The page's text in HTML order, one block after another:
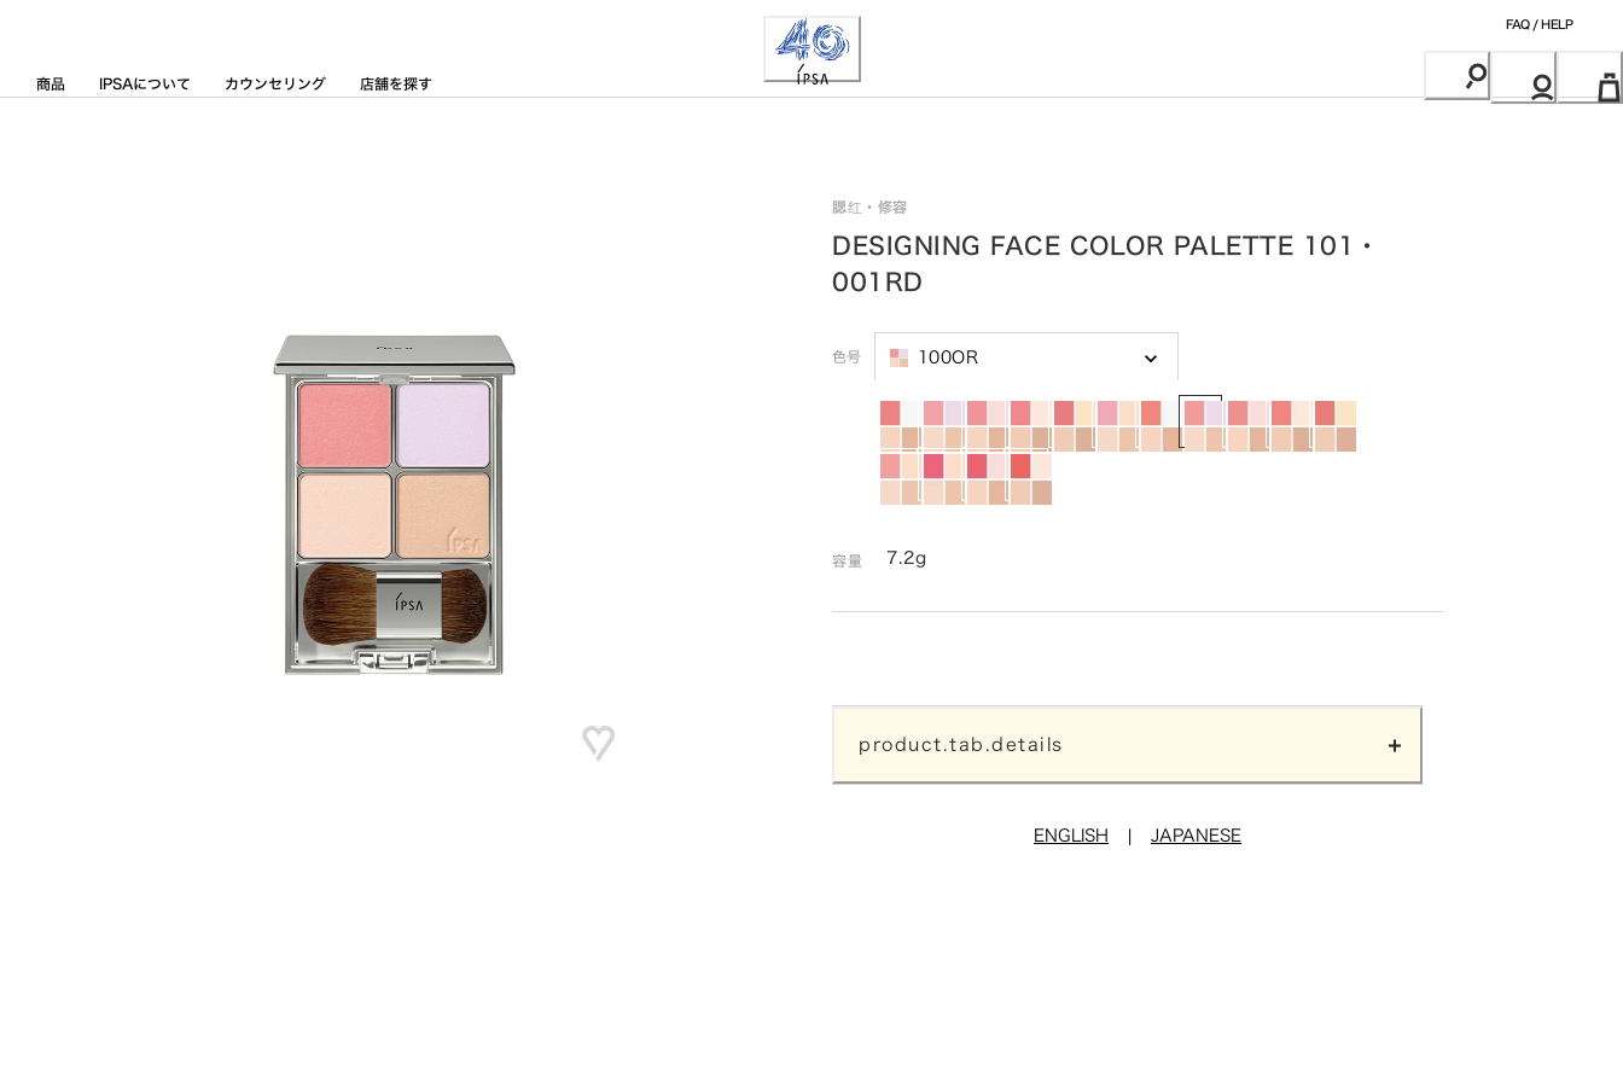
商品 IPSAについて カウンセリング 店舗を探す
FAQ / HELP
腮红・修容
DESIGNING FACE COLOR PALETTE 101・
001RD
色号 100OR
容量 7.2g
product.tab.details
ENGLISH JAPANESE